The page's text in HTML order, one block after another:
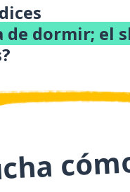
de dormir; el